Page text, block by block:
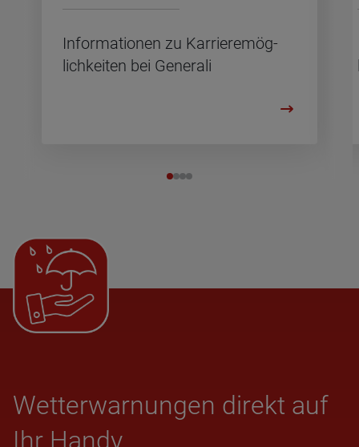
In­for­ma­tio­nen zu Kar­rie­re­mög­
lich­kei­ten bei Ge­ne­ra­li
Wet­ter­war­nun­gen direkt auf
Ihr Handy